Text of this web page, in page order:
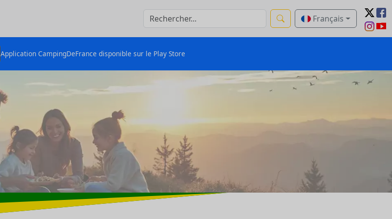
Français
Application CampingDeFrance disponible sur le Play Store